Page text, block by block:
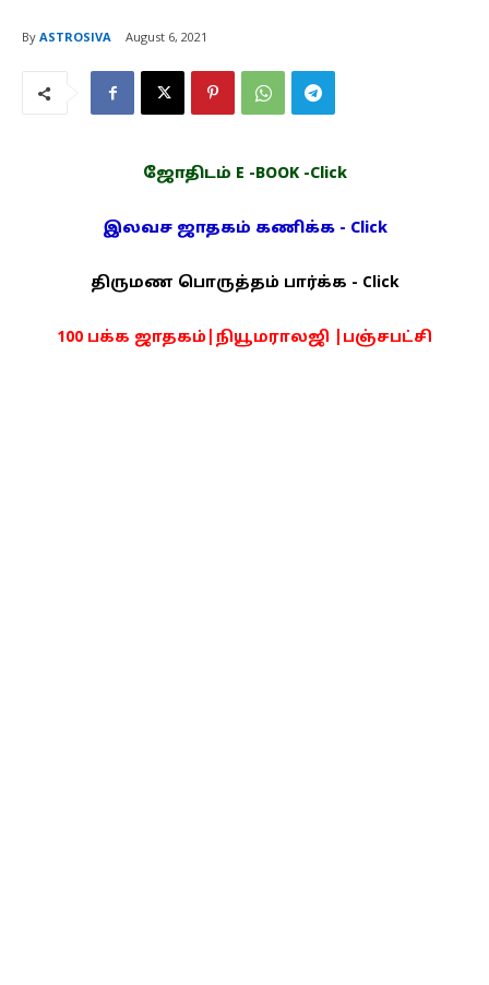
By ASTROSIVA August 6, 2021
ஜோதிடம் E -BOOK -Click
இலவச ஜாதகம் கணிக்க - Click
திருமண பொருத்தம் பார்க்க - Click
100 பக்க ஜாதகம்|நியூமராலஜி |பஞ்சபட்சி